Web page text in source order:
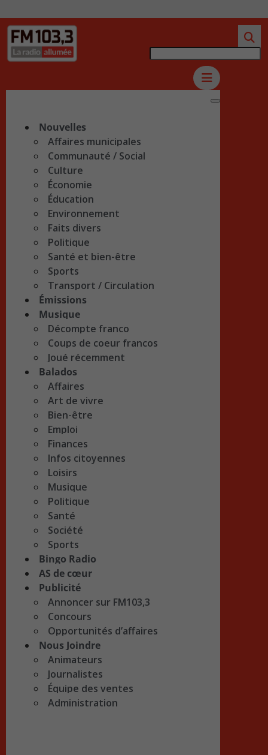
Nouvelles
Affaires municipales
Communauté / Social
Culture
Économie
Éducation
Environnement
Faits divers
Politique
Santé et bien-être
Sports
Transport / Circulation
Émissions
Musique
Décompte franco
Coups de coeur francos
Joué récemment
Balados
Affaires
Art de vivre
Bien-être
Emploi
Finances
Infos citoyennes
Loisirs
Musique
Politique
Santé
Société
Sports
Bingo Radio
AS de cœur
Publicité
Annoncer sur FM103,3
Concours
Opportunités d’affaires
Nous Joindre
Animateurs
Journalistes
Équipe des ventes
Administration